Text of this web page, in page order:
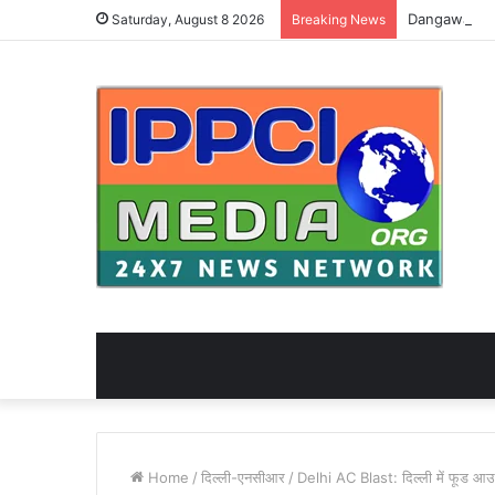
Saturday, August 8 2026 Breaking News
Home / दिल्ली-एनसीआर / Delhi AC Blast: दिल्ली में फूड